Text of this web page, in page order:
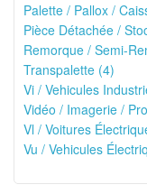
Palette / Pallox /
Pièce Détachée /
Remorque / Semi-
Transpalette (4)
Vi / Vehicules
Vidéo / Imagerie /
Vl / Voitures
Vu / Vehicules